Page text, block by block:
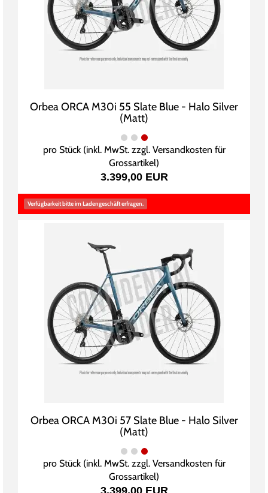
Orbea ORCA M30i 55 Slate Blue - Halo Silver
(Matt)
pro Stück (inkl. MwSt. zzgl. Versandkosten für
Grossartikel)
3.399,00 EUR
Verfügbarkeit bitte im Ladengeschäft erfragen.
Orbea ORCA M30i 57 Slate Blue - Halo Silver
(Matt)
pro Stück (inkl. MwSt. zzgl. Versandkosten für
Grossartikel)